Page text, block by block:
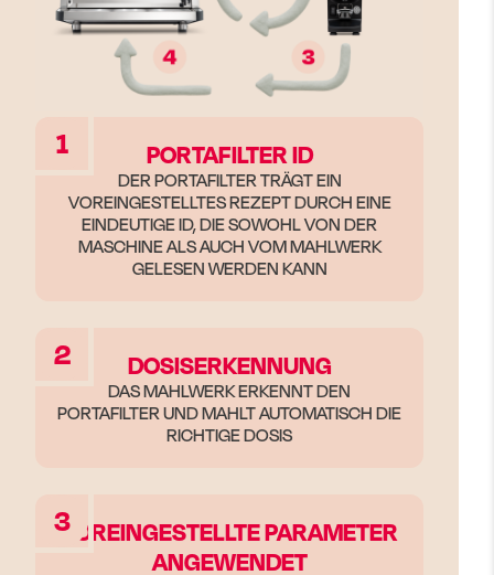
1 PORTAFILTER ID
DER PORTAFILTER TRÄGT EIN
VOREINGESTELLTES REZEPT DURCH EINE
EINDEUTIGE ID, DIE SOWOHL VON DER
MASCHINE ALS AUCH VOM MAHLWERK
GELESEN WERDEN KANN
2 DOSISERKENNUNG
DAS MAHLWERK ERKENNT DEN
PORTAFILTER UND MAHLT AUTOMATISCH DIE
RICHTIGE DOSIS
3VOREINGESTELLTE PARAMETER
ANGEWENDET